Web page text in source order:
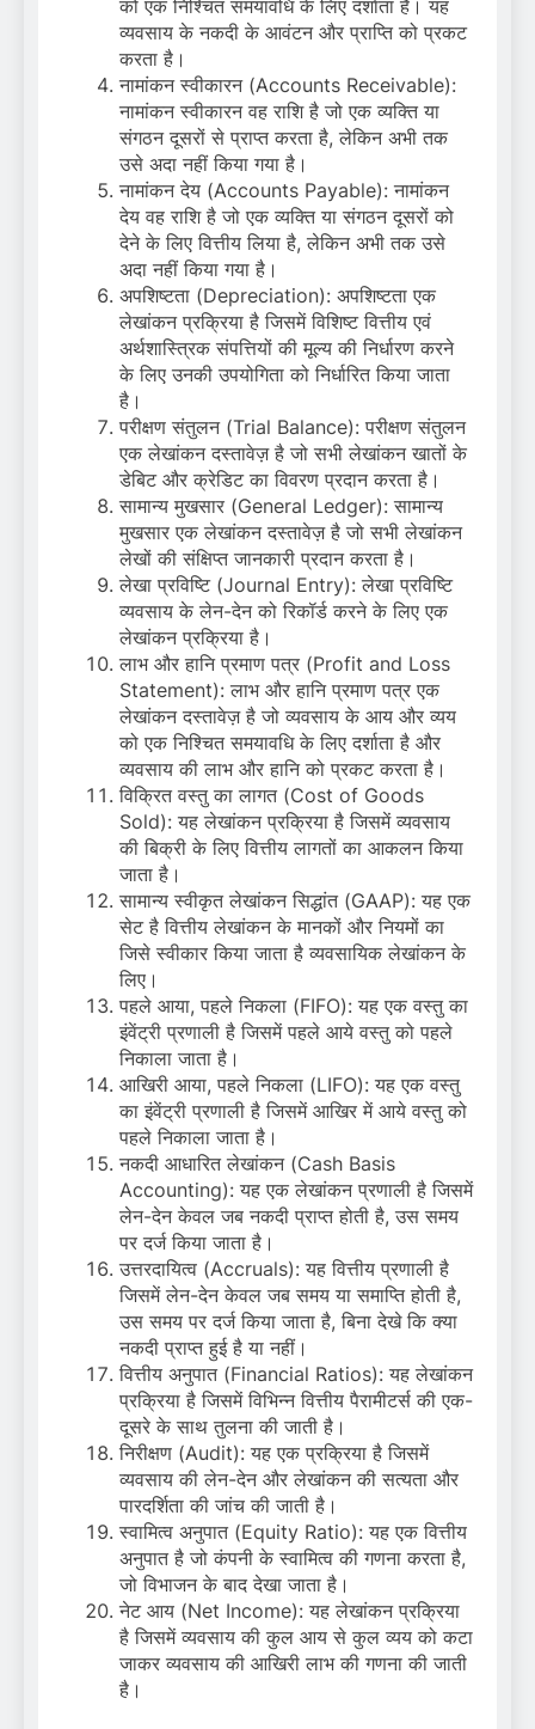
को एक निश्चित समयावधि के लिए दर्शाता है। यह
व्यवसाय के नकदी के आवंटन और प्राप्ति को प्रकट
करता है।
नामांकन स्वीकारन (Accounts Receivable):
नामांकन स्वीकारन वह राशि है जो एक व्यक्ति या
संगठन दूसरों से प्राप्त करता है, लेकिन अभी तक
उसे अदा नहीं किया गया है।
नामांकन देय (Accounts Payable): नामांकन
देय वह राशि है जो एक व्यक्ति या संगठन दूसरों को
देने के लिए वित्तीय लिया है, लेकिन अभी तक उसे
अदा नहीं किया गया है।
अपशिष्टता (Depreciation): अपशिष्टता एक
लेखांकन प्रक्रिया है जिसमें विशिष्ट वित्तीय एवं
अर्थशास्त्रिक संपत्तियों की मूल्य की निर्धारण करने
के लिए उनकी उपयोगिता को निर्धारित किया जाता
है।
परीक्षण संतुलन (Trial Balance): परीक्षण संतुलन
एक लेखांकन दस्तावेज़ है जो सभी लेखांकन खातों के
डेबिट और क्रेडिट का विवरण प्रदान करता है।
सामान्य मुखसार (General Ledger): सामान्य
मुखसार एक लेखांकन दस्तावेज़ है जो सभी लेखांकन
लेखों की संक्षिप्त जानकारी प्रदान करता है।
लेखा प्रविष्टि (Journal Entry): लेखा प्रविष्टि
व्यवसाय के लेन-देन को रिकॉर्ड करने के लिए एक
लेखांकन प्रक्रिया है।
लाभ और हानि प्रमाण पत्र (Profit and Loss
Statement): लाभ और हानि प्रमाण पत्र एक
लेखांकन दस्तावेज़ है जो व्यवसाय के आय और व्यय
को एक निश्चित समयावधि के लिए दर्शाता है और
व्यवसाय की लाभ और हानि को प्रकट करता है।
विक्रित वस्तु का लागत (Cost of Goods
Sold): यह लेखांकन प्रक्रिया है जिसमें व्यवसाय
की बिक्री के लिए वित्तीय लागतों का आकलन किया
जाता है।
सामान्य स्वीकृत लेखांकन सिद्धांत (GAAP): यह एक
सेट है वित्तीय लेखांकन के मानकों और नियमों का
जिसे स्वीकार किया जाता है व्यवसायिक लेखांकन के
लिए।
पहले आया, पहले निकला (FIFO): यह एक वस्तु का
इंवेंट्री प्रणाली है जिसमें पहले आये वस्तु को पहले
निकाला जाता है।
आखिरी आया, पहले निकला (LIFO): यह एक वस्तु
का इंवेंट्री प्रणाली है जिसमें आखिर में आये वस्तु को
पहले निकाला जाता है।
नकदी आधारित लेखांकन (Cash Basis
Accounting): यह एक लेखांकन प्रणाली है जिसमें
लेन-देन केवल जब नकदी प्राप्त होती है, उस समय
पर दर्ज किया जाता है।
उत्तरदायित्व (Accruals): यह वित्तीय प्रणाली है
जिसमें लेन-देन केवल जब समय या समाप्ति होती है,
उस समय पर दर्ज किया जाता है, बिना देखे कि क्या
नकदी प्राप्त हुई है या नहीं।
वित्तीय अनुपात (Financial Ratios): यह लेखांकन
प्रक्रिया है जिसमें विभिन्न वित्तीय पैरामीटर्स की एक-
दूसरे के साथ तुलना की जाती है।
निरीक्षण (Audit): यह एक प्रक्रिया है जिसमें
व्यवसाय की लेन-देन और लेखांकन की सत्यता और
पारदर्शिता की जांच की जाती है।
स्वामित्व अनुपात (Equity Ratio): यह एक वित्तीय
अनुपात है जो कंपनी के स्वामित्व की गणना करता है,
जो विभाजन के बाद देखा जाता है।
नेट आय (Net Income): यह लेखांकन प्रक्रिया
है जिसमें व्यवसाय की कुल आय से कुल व्यय को कटा
जाकर व्यवसाय की आखिरी लाभ की गणना की जाती
है।